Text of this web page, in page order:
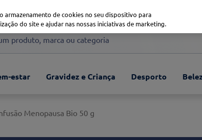
marca ou categoria
estar Gravidez e Criança Desporto
Menopausa Bio 50 g
armazenamento de cookies no seu dispositivo para
do site e ajudar nas nossas iniciativas de marketing.